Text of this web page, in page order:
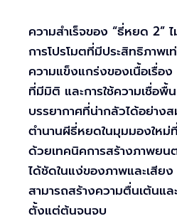
ความสำเร็จของ “ธี่หยด 2”
การโปรโมตที่มีประสิทธิภาพ
ความแข็งแกร่งของเนื้อเรื่อ
ที่มีมิติ และการใช้ความเชื่อพื้
บรรยากาศที่น่ากลัวได้อย่าง
ตำนานผีธี่หยดในมุมมองให
ด้วยเทคนิคการสร้างภาพย
ได้ชัดในแง่ของภาพและเสีย
สามารถสร้างความตื่นเต้นแ
ตั้งแต่ต้นจนจบ